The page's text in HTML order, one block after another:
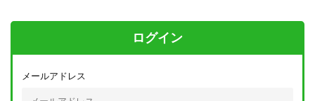
ログイン
メールアドレス